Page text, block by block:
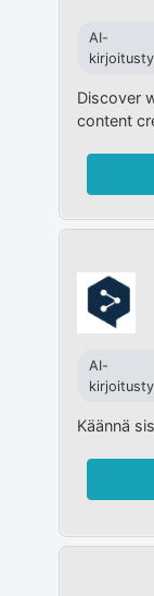
AI-
Discover
content
AI-
Käännä